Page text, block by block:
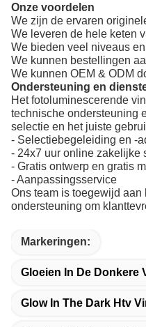
Onze voordelen
We zijn de ervaren
We leveren de hele keten
We bieden veel niveaus
We kunnen bestellingen
We kunnen OEM & ODM
Ondersteuning en
Het fotoluminescerende
technische ondersteuning
selectie en het juiste
- Selectiebegeleiding en -
- 24x7 uur online zakelijke
- Gratis ontwerp en gratis
- Aanpassingsservice
Ons team is toegewijd aan
ondersteuning om
Markeringen:
Gloeien In De Donkere
Glow In The Dark Htv